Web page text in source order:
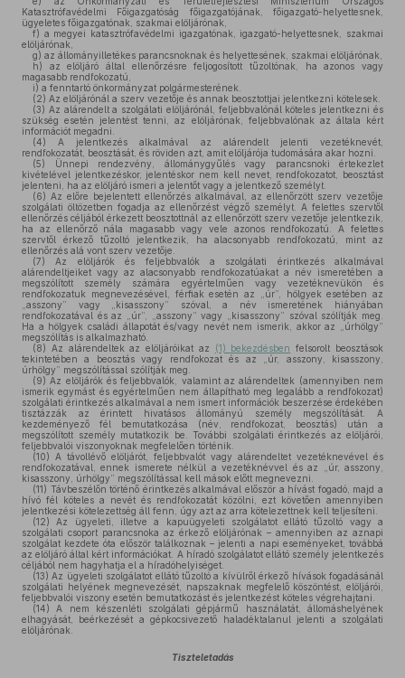
Katasztrófavédelmi Főigazgatóság főigazgatójának, főigazgató-helyettesnek,
ügyeletes főigazgatónak, szakmai elöljárónak,
f) a megyei katasztrófavédelmi igazgatónak, igazgató-helyettesnek, szakmai
elöljárónak,
g) az állományilletékes parancsnoknak és helyettesének, szakmai elöljárónak,
h) az elöljáró által ellenőrzésre feljogosított tűzoltónak, ha azonos vagy
magasabb rendfokozatú,
i) a fenntartó önkormányzat polgármesterének.
(2) Az elöljárónál a szerv vezetője és annak beosztottjai jelentkezni kötelesek.
(3) Az alárendelt a szolgálati elöljárónál, feljebbvalónál köteles jelentkezni és
szükség esetén jelentést tenni, az elöljárónak, feljebbvalónak az általa kért
információt megadni.
(4) A jelentkezés alkalmával az alárendelt jelenti vezetéknevét,
rendfokozatát, beosztását, és röviden azt, amit elöljárója tudomására akar hozni.
(5) Ünnepi rendezvény, állománygyűlés vagy parancsnoki értekezlet
kivételével jelentkezéskor, jelentéskor nem kell nevet, rendfokozatot, beosztást
jelenteni, ha az elöljáró ismeri a jelentőt vagy a jelentkező személyt.
(6) Az előre bejelentett ellenőrzés alkalmával, az ellenőrzött szerv vezetője
szolgálati öltözetben fogadja az ellenőrzést végző személyt. A felettes szervtől
ellenőrzés céljából érkezett beosztottnál az ellenőrzött szerv vezetője jelentkezik,
ha az ellenőrző nála magasabb vagy vele azonos rendfokozatú. A felettes
szervtől érkező tűzoltó jelentkezik, ha alacsonyabb rendfokozatú, mint az
ellenőrzés alá vont szerv vezetője.
(7) Az elöljárók és feljebbvalók a szolgálati érintkezés alkalmával
alárendeltjeiket vagy az alacsonyabb rendfokozatúakat a név ismeretében a
megszólított személy számára egyértelműen vagy vezetéknevükön és
rendfokozatuk megnevezésével, férfiak esetén az „úr”, hölgyek esetében az
„asszony” vagy „kisasszony” szóval, a név ismeretének hiányában
rendfokozatával és az „úr”, „asszony” vagy „kisasszony” szóval szólítják meg.
Ha a hölgyek családi állapotát és/vagy nevét nem ismerik, akkor az „úrhölgy”
megszólítás is alkalmazható.
(8) Az alárendeltek az elöljáróikat az (1) bekezdésben felsorolt beosztások
tekintetében a beosztás vagy rendfokozat és az „úr, asszony, kisasszony,
úrhölgy” megszólítással szólítják meg.
(9) Az elöljárók és feljebbvalók, valamint az alárendeltek (amennyiben nem
ismerik egymást és egyértelműen nem állapítható meg legalább a rendfokozat)
szolgálati érintkezés alkalmával a nem ismert információk beszerzése érdekében
tisztázzák az érintett hivatásos állományú személy megszólítását. A
kezdeményező fél bemutatkozása (név, rendfokozat, beosztás) után a
megszólított személy mutatkozik be. További szolgálati érintkezés az elöljárói,
feljebbvalói viszonyoknak megfelelően történik.
(10) A távollévő elöljárót, feljebbvalót vagy alárendeltet vezetéknevével és
rendfokozatával, ennek ismerete nélkül a vezetéknévvel és az „úr, asszony,
kisasszony, úrhölgy” megszólítással kell mások előtt megnevezni.
(11) Távbeszélőn történő érintkezés alkalmával először a hívást fogadó, majd a
hívó fél köteles a nevét és rendfokozatát közölni, ezt követően amennyiben
jelentkezési kötelezettség áll fenn, úgy azt az arra kötelezettnek kell teljesíteni.
(12) Az ügyeleti, illetve a kapuügyeleti szolgálatot ellátó tűzoltó vagy a
szolgálati csoport parancsnoka az érkező elöljárónak – amennyiben az aznapi
szolgálat kezdete óta először találkoznak – jelenti a napi eseményeket, továbbá
az elöljáró által kért információkat. A híradó szolgálatot ellátó személy jelentkezés
céljából nem hagyhatja el a híradóhelyiséget.
(13) Az ügyeleti szolgálatot ellátó tűzoltó a kívülről érkező hívások fogadásánál
szolgálati helyének megnevezését, napszaknak megfelelő köszöntést, elöljárói,
feljebbvalói viszony esetén bemutatkozást és jelentkezést köteles végrehajtani.
(14) A nem készenléti szolgálati gépjármű használatát, állomáshelyének
elhagyását, beérkezését a gépkocsivezető haladéktalanul jelenti a szolgálati
elöljárónak.
Tiszteletadás